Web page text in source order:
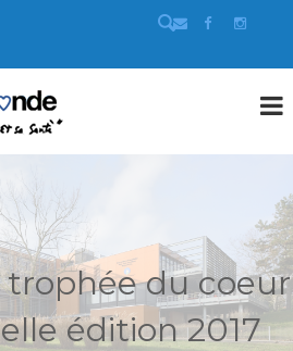
trophée du coeur
édition 2017